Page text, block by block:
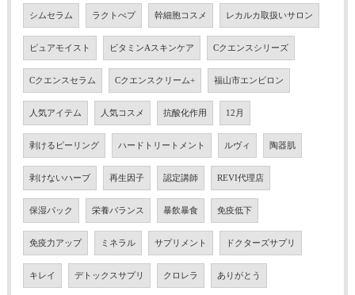
シムセラム ラクトぺプ 幹細胞コスメ レカルカ取扱いサロン
ピュアモイスト ビタミンAスキンケア Cクエンスシリーズ
Cクエンスセラム Cクエンスクリーム+ 福山市エンビロン
人気アイテム 人気コスメ 抗酸化作用 12月
剥けるピーリング ハードトリートメント ルヴィ 陶器肌
剥けないハーブ 再生因子 認定講師 REVI代理店
保湿パック 栄養バランス 暴飲暴食 免疫低下
免疫力アップ ミネラル サプリメント ドクターズサプリ
キレイ デトックスサプリ クロレラ ありがとう